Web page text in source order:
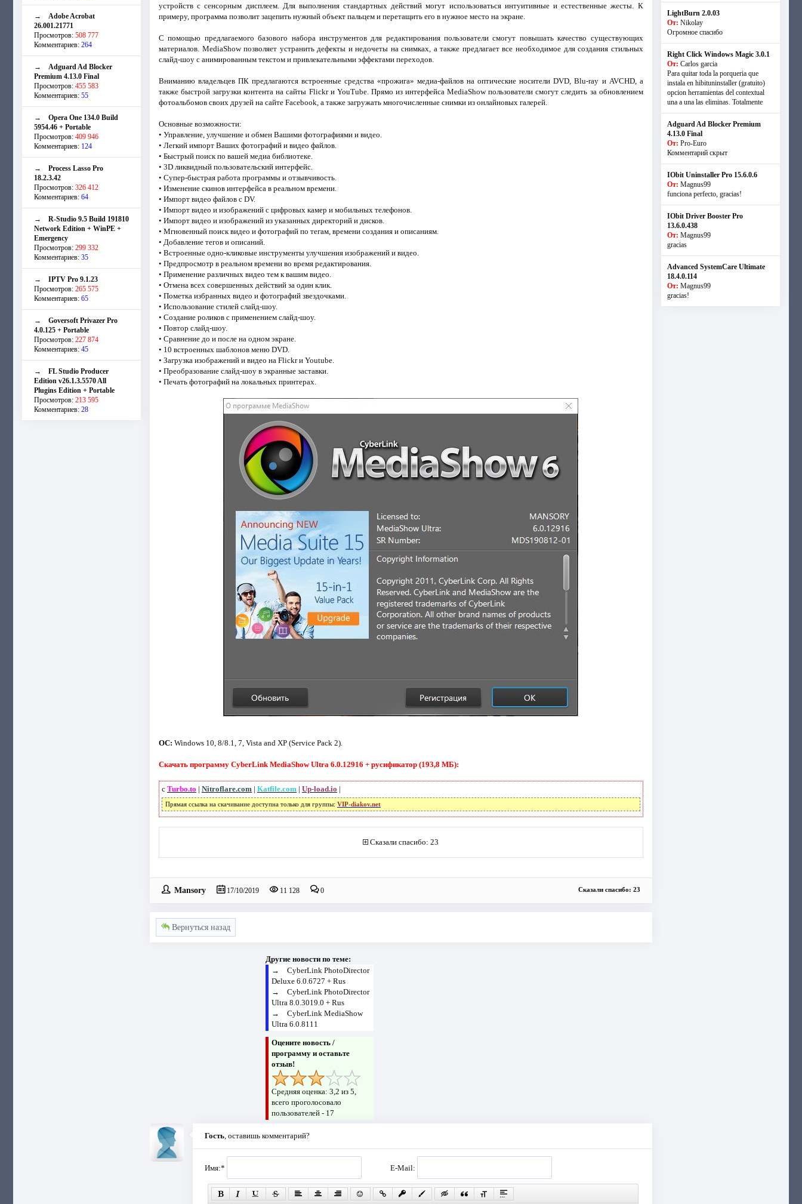
→ Adobe Acrobat
26.001.21771
Просмотров: 508 777
Комментариев: 264
→ Adguard Ad Blocker
Premium 4.13.0 Final
Просмотров: 455 583
Комментариев: 55
→ Opera One 134.0 Build
5954.46 + Portable
Просмотров: 409 946
Комментариев: 124
→ Process Lasso Pro
18.2.3.42
Просмотров: 326 412
Комментариев: 64
→ R-Studio 9.5 Build 191810
Network Edition + WinPE +
Emergency
Просмотров: 299 332
Комментариев: 35
→ IPTV Pro 9.1.23
Просмотров: 265 575
Комментариев: 65
→ Goversoft Privazer Pro
4.0.125 + Portable
Просмотров: 227 874
Комментариев: 45
→ FL Studio Producer
Edition v26.1.3.5570 All
Plugins Edition + Portable
Просмотров: 213 595
Комментариев: 28
устройств с сенсорным дисплеем. Для выполнения стандартных действий могут использоваться интуитивные и естественные жесты. К
примеру, программа позволит зацепить нужный объект пальцем и перетащить его в нужное место на экране.
С помощью предлагаемого базового набора инструментов для редактирования пользователи смогут повышать качество существующих
материалов. MediaShow позволяет устранить дефекты и недочеты на снимках, а также предлагает все необходимое для создания стильных
слайд-шоу с анимированным текстом и привлекательными эффектами переходов.
Вниманию владельцев ПК предлагаются встроенные средства «прожига» медиа-файлов на оптические носители DVD, Blu-ray и AVCHD, а
также быстрой загрузки контента на сайты Flickr и YouTube. Прямо из интерфейса MediaShow пользователи смогут следить за обновлением
фотоальбомов своих друзей на сайте Facebook, а также загружать многочисленные снимки из онлайновых галерей.
Основные возможности:
• Управление, улучшение и обмен Вашими фотографиями и видео.
• Легкий импорт Ваших фотографий и видео файлов.
• Быстрый поиск по вашей медиа библиотеке.
• 3D ликвидный пользовательский интерфейс.
• Супер-быстрая работа программы и отзывчивость.
• Изменение скинов интерфейса в реальном времени.
• Импорт видео файлов с DV.
• Импорт видео и изображений с цифровых камер и мобильных телефонов.
• Импорт видео и изображений из указанных директорий и дисков.
• Мгновенный поиск видео и фотографий по тегам, времени создания и описаниям.
• Добавление тегов и описаний.
• Встроенные одно-кликовые инструменты улучшения изображений и видео.
• Предпросмотр в реальном времени во время редактирования.
• Применение различных видео тем к вашим видео.
• Отмена всех совершенных действий за один клик.
• Пометка избранных видео и фотографий звездочками.
• Использование стилей слайд-шоу.
• Создание роликов с применением слайд-шоу.
• Повтор слайд-шоу.
• Сравнение до и после на одном экране.
• 10 встроенных шаблонов меню DVD.
• Загрузка изображений и видео на Flickr и Youtube.
• Преобразование слайд-шоу в экранные заставки.
• Печать фотографий на локальных принтерах.
ОС: Windows 10, 8/8.1, 7, Vista and XP (Service Pack 2).
Скачать программу CyberLink MediaShow Ultra 6.0.12916 + русификатор (193,8 МБ):
с Turbo.to | Nitroflare.com | Katfile.com | Up-load.io |
Прямая ссылка на скачивание доступна только для группы: VIP-diakov.net
Сказали спасибо: 23
Mansory 17/10/2019 11 128 0 Сказали спасибо: 23
Вернуться назад
Другие новости по теме:
→CyberLink PhotoDirector
Deluxe 6.0.6727 + Rus
→CyberLink PhotoDirector
Ultra 8.0.3019.0 + Rus
→CyberLink MediaShow
Ultra 6.0.8111
Оцените новость /
программу и оставьте
отзыв!
Средняя оценка:3,2 из 5,
всего проголосовало
пользователей - 17
Гость, оставишь комментарий?
Имя:* E-Mail:
LightBurn 2.0.03
От: Nikolay
Огромное спасибо
Right Click Windows Magic 3.0.1
От: Carlos garcia
Para quitar toda la porqueria que
instala en hibituninstaller (gratuito)
opcion herramientas del contextual
una a una las eliminas. Totalmente
Adguard Ad Blocker Premium
4.13.0 Final
От: Pro-Euro
Комментарий скрыт
IObit Uninstaller Pro 15.6.0.6
От: Magnus99
funciona perfecto, gracias!
IObit Driver Booster Pro
13.6.0.438
От: Magnus99
gracias
Advanced SystemCare Ultimate
18.4.0.114
От: Magnus99
gracias!